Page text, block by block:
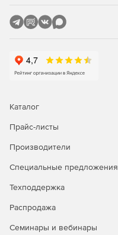
Каталог
Прайс-листы
Производители
Специальные предложения
Техподдержка
Распродажа
Семинары и вебинары